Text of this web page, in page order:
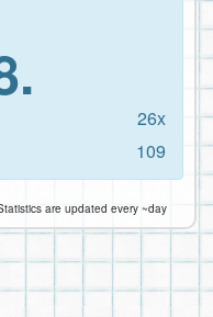
26x
109
are updated every ~day